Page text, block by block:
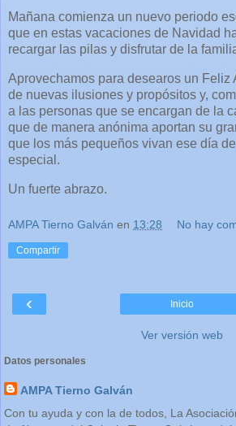
Mañana comienza un nuevo periodo
que en estas vacaciones de Navidad
recargar las pilas y disfrutar de la
Aprovechamos para desearos un Feliz
de nuevas ilusiones y propósitos y,
a las personas que se encargan de la
que de manera anónima aportan su
que los más pequeños vivan ese día
especial.
Un fuerte abrazo.
AMPA Tierno Galván en 13:28 No hay
Compartir
‹ Inicio
Ver versión web
Datos personales
AMPA Tierno Galván
Con tu ayuda y con la de todos, La